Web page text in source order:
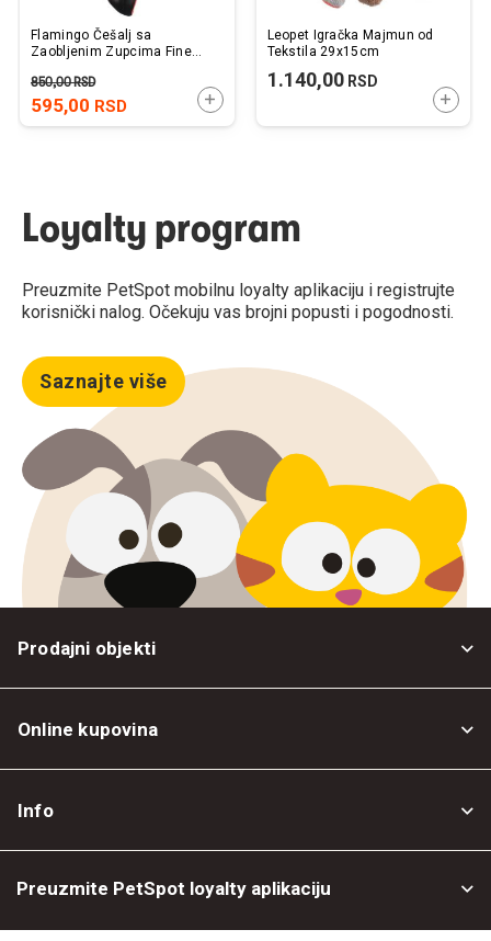
Flamingo Češalj sa
Zaobljenim Zupcima Fine
595,00 RSD
850,00RSD
DODAJTE U KORPU
Leopet Igračka Majmun od
Tekstila 29x15cm
1.140,00RSD
Loyalty program
Preuzmite PetSpot mobilnu loyalty aplikaciju i registrujte
korisnički nalog. Očekuju vas brojni popusti i pogodnosti.
Saznajte više
Prodajni objekti
Online kupovina
Info
Preuzmite PetSpot loyalty aplikaciju